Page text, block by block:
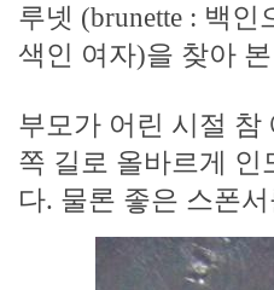
루넷 (brunette : 백
색인 여자)을 찾아
부모가 어린 시절 참
쪽 길로 올바르게
다. 물론 좋은 스폰